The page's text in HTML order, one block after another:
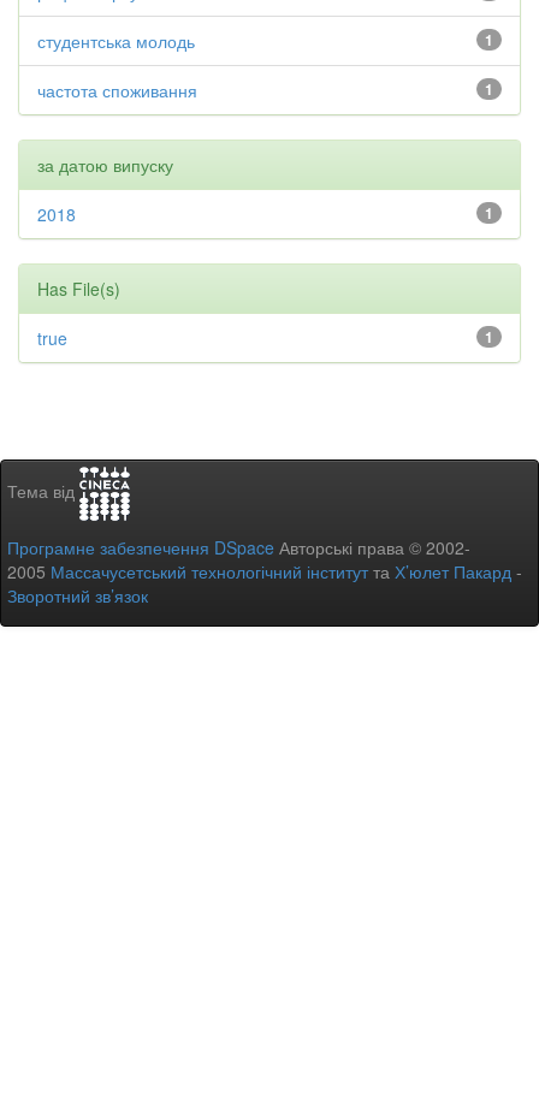
1
студентська молодь
1
частота споживання
за датою випуску
1
2018
Has File(s)
1
true
Тема від
Програмне забезпечення DSpace Авторські права © 2002-
2005 Массачусетський технологічний інститутта Х’юлет Пакард -
Зворотний зв’язок